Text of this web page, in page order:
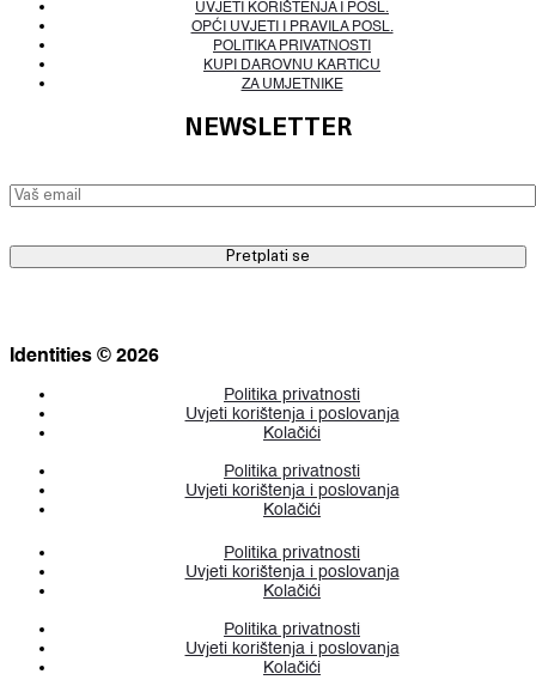
UVJETI KORIŠTENJA I POSL.
OPĆI UVJETI I PRAVILA POSL.
POLITIKA PRIVATNOSTI
KUPI DAROVNU KARTICU
ZA UMJETNIKE
NEWSLETTER
Identities © 2026
Politika privatnosti
Uvjeti korištenja i poslovanja
Kolačići
Politika privatnosti
Uvjeti korištenja i poslovanja
Kolačići
Politika privatnosti
Uvjeti korištenja i poslovanja
Kolačići
Politika privatnosti
Uvjeti korištenja i poslovanja
Kolačići